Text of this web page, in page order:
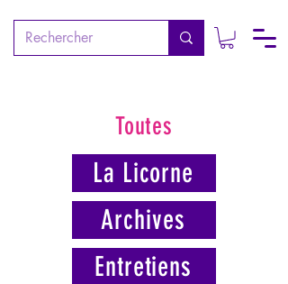
Toutes
La Licorne
Archives
Entretiens